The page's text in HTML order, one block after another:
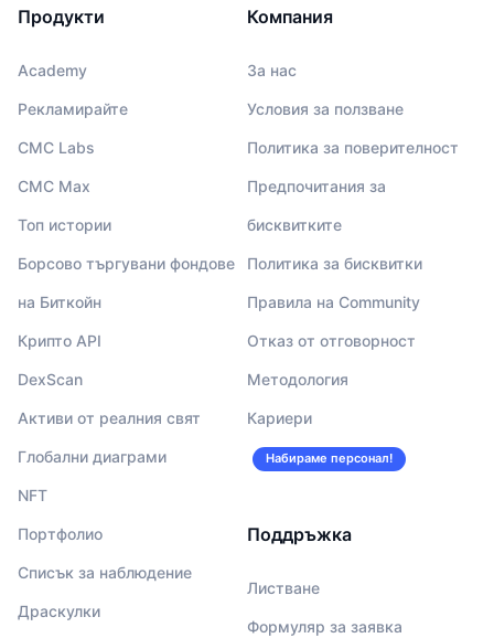
Продукти
Academy
Рекламирайте
CMC Labs
CMC Max
Топ истории
Борсово търгувани фондове
на Биткойн
Крипто API
DexScan
Активи от реалния свят
Глобални диаграми
NFT
Портфолио
Списък за наблюдение
Драскулки
Компания
За нас
Условия за ползване
Политика за поверителност
Предпочитания за
бисквитките
Политика за бисквитки
Правила на Community
Отказ от отговорност
Методология
Кариери
Набираме персонал!
Поддръжка
Листване
Формуляр за заявка